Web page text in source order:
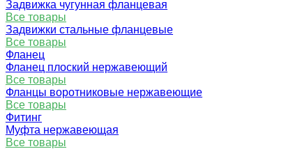
Задвижка чугунная фланцевая
Все товары
Задвижки стальные фланцевые
Все товары
Фланец
Фланец плоский нержавеющий
Все товары
Фланцы воротниковые нержавеющие
Все товары
Фитинг
Муфта нержавеющая
Все товары